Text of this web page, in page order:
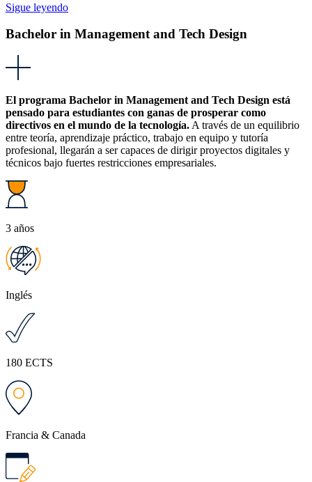
Sigue leyendo
Bachelor in Management and Tech Design
El programa Bachelor in Management and Tech Design está
pensado para estudiantes con ganas de prosperar como
directivos en el mundo de la tecnología. A través de un equilibrio
entre teoría, aprendizaje práctico, trabajo en equipo y tutoría
profesional, llegarán a ser capaces de dirigir proyectos digitales y
técnicos bajo fuertes restricciones empresariales.
3 años
Inglés
180 ECTS
Francia & Canada